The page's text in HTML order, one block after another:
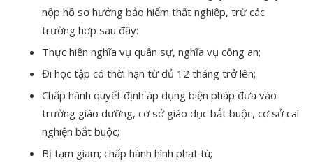
nộp hồ sơ hưởng bảo hiểm thất nghiệp, trừ các
trường hợp sau đây:
Thực hiện nghĩa vụ quân sự, nghĩa vụ công an;
Đi học tập có thời hạn từ đủ 12 tháng trở lên;
Chấp hành quyết định áp dụng biện pháp đưa vào
trường giáo dưỡng, cơ sở giáo dục bắt buộc, cơ sở cai
nghiện bắt buộc;
Bị tạm giam; chấp hành hình phạt tù;